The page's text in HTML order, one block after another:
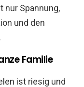
nur Spannung,
und den
Familie
ist riesig und